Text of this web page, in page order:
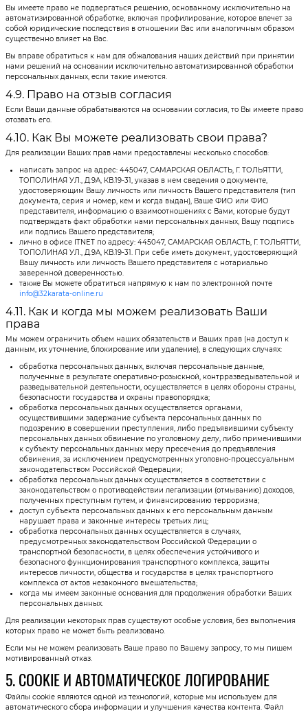
Вы имеете право не подвергаться решению, основанному исключительно на
автоматизированной обработке, включая профилирование, которое влечет за
собой юридические последствия в отношении Вас или аналогичным образом
существенно влияет на Вас.
Вы вправе обратиться к нам для обжалования наших действий при принятии
нами решений на основании исключительно автоматизированной обработки
персональных данных, если такие имеются.
4.9. Право на отзыв согласия
Если Ваши данные обрабатываются на основании согласия, то Вы имеете право
отозвать его.
4.10. Как Вы можете реализовать свои права?
Для реализации Ваших прав нами предоставлены несколько способов:
написать запрос на адрес: 445047, САМАРСКАЯ ОБЛАСТЬ, Г. ТОЛЬЯТТИ,
ТОПОЛИНАЯ УЛ., Д.9А, КВ.19-31, указав в нем сведения о документе,
удостоверяющим Вашу личность или личность Вашего представителя (тип
документа, серия и номер, кем и когда выдан), Ваше ФИО или ФИО
представителя, информацию о взаимоотношениях с Вами, которые будут
подтверждать факт обработки нами персональных данных, Вашу подпись
или подпись Вашего представителя;
лично в офисе ITNET по адресу: 445047, САМАРСКАЯ ОБЛАСТЬ, Г. ТОЛЬЯТТИ,
ТОПОЛИНАЯ УЛ., Д.9А, КВ.19-31. При себе иметь документ, удостоверяющий
Вашу личность или личность Вашего представителя с нотариально
заверенной доверенностью.
также Вы можете обратиться напрямую к нам по электронной почте
info@32karata-online.ru
4.11. Как и когда мы можем реализовать Ваши
права
Мы можем ограничить объем наших обязательств и Ваших прав (на доступ к
данным, их уточнение, блокирование или удаление), в следующих случаях:
обработка персональных данных, включая персональные данные,
полученные в результате оперативно-розыскной, контрразведывательной и
разведывательной деятельности, осуществляется в целях обороны страны,
безопасности государства и охраны правопорядка;
обработка персональных данных осуществляется органами,
осуществившими задержание субъекта персональных данных по
подозрению в совершении преступления, либо предъявившими субъекту
персональных данных обвинение по уголовному делу, либо применившими
к субъекту персональных данных меру пресечения до предъявления
обвинения, за исключением предусмотренных уголовно-процессуальным
законодательством Российской Федерации;
обработка персональных данных осуществляется в соответствии с
законодательством о противодействии легализации (отмыванию) доходов,
полученных преступным путем, и финансированию терроризма;
доступ субъекта персональных данных к его персональным данным
нарушает права и законные интересы третьих лиц;
обработка персональных данных осуществляется в случаях,
предусмотренных законодательством Российской Федерации о
транспортной безопасности, в целях обеспечения устойчивого и
безопасного функционирования транспортного комплекса, защиты
интересов личности, общества и государства в целях транспортного
комплекса от актов незаконного вмешательства;
когда мы имеем законные основания для продолжения обработки Ваших
персональных данных.
Для реализации некоторых прав существуют особые условия, без выполнения
которых право не может быть реализовано.
Если мы не можем реализовать Ваше право по Вашему запросу, то мы пишем
мотивированный отказ.
5. COOKIE И АВТОМАТИЧЕСКОЕ ЛОГИРОВАНИЕ
Файлы cookie являются одной из технологий, которые мы используем для
автоматического сбора информации и улучшения качества контента. Файл